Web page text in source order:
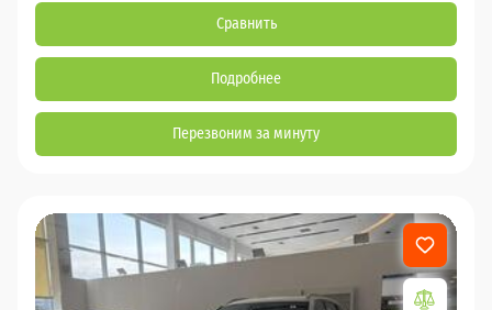
Сравнить
Подробнее
Перезвоним за минуту